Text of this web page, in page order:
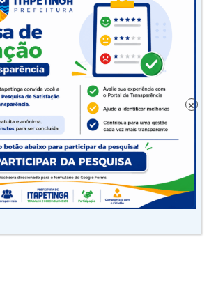
na Construção do Saber”
homenageou o
de Souza, com a
personagens da turma da
valorizam a leitura e
e crianças para o
o que vai garantir para
um futuro mais próspero.
×